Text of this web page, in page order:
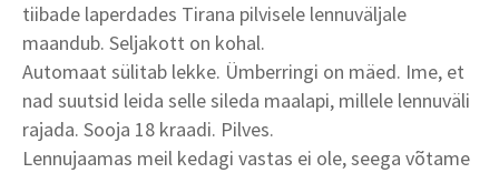
tiibade laperdades Tirana pilvisele lennuväljale
maandub. Seljakott on kohal.
Automaat sülitab lekke. Ümberringi on mäed. Ime, et
nad suutsid leida selle sileda maalapi, millele lennuväli
rajada. Sooja 18 kraadi. Pilves.
Lennujaamas meil kedagi vastas ei ole, seega võtame